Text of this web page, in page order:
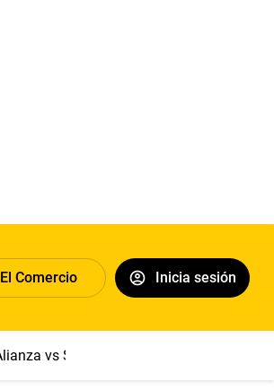
Comercio Inicia sesión
vs Sport Boys